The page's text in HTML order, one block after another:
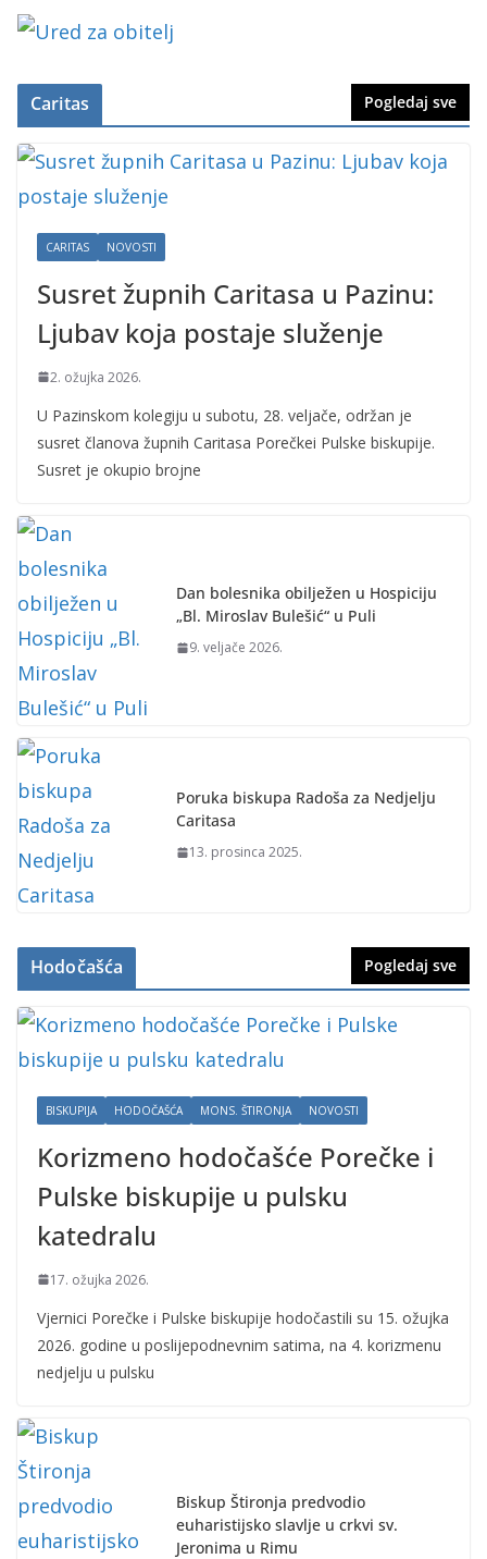
Caritas Pogledaj sve
CARITAS NOVOSTI
Susret župnih Caritasa u Pazinu:
Ljubav koja postaje služenje
2. ožujka 2026.
U Pazinskom kolegiju u subotu, 28. veljače, održan je
susret članova župnih Caritasa Porečkei Pulske biskupije.
Susret je okupio brojne
Dan bolesnika obilježen u Hospiciju
„Bl. Miroslav Bulešić“ u Puli
9. veljače 2026.
Poruka biskupa Radoša za Nedjelju
Caritasa
13. prosinca 2025.
Hodočašća Pogledaj sve
BISKUPIJA HODOČAŠĆA MONS. ŠTIRONJA NOVOSTI
Korizmeno hodočašće Porečke i
Pulske biskupije u pulsku
katedralu
17. ožujka 2026.
Vjernici Porečke i Pulske biskupije hodočastili su 15. ožujka
2026. godine u poslijepodnevnim satima, na 4. korizmenu
nedjelju u pulsku
Biskup Štironja predvodio
euharistijsko slavlje u crkvi sv.
Jeronima u Rimu